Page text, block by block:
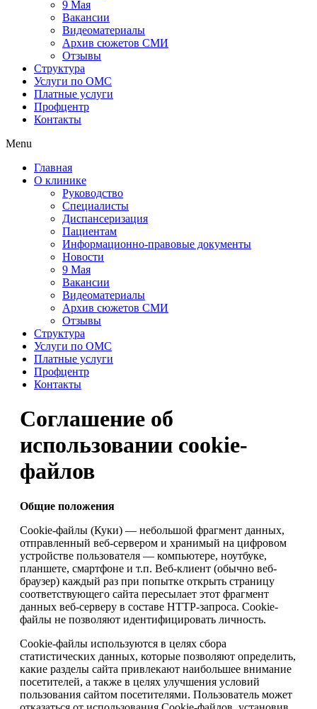
9 Мая
Вакансии
Видеоматериалы
Архив сюжетов СМИ
Отзывы
Структура
Услуги по ОМС
Платные услуги
Профцентр
Контакты
Menu
Главная
О клинике
Руководство
Специалисты
Диспансеризация
Пациентам
Информационно-правовые документы
Новости
9 Мая
Вакансии
Видеоматериалы
Архив сюжетов СМИ
Отзывы
Структура
Услуги по ОМС
Платные услуги
Профцентр
Контакты
Соглашение об
использовании cookie-
файлов
Общие положения
Cookie-файлы (Куки) — небольшой фрагмент данных,
отправленный веб-сервером и хранимый на цифровом
устройстве пользователя — компьютере, ноутбуке,
планшете, смартфоне и т.п. Веб-клиент (обычно веб-
браузер) каждый раз при попытке открыть страницу
соответствующего сайта пересылает этот фрагмент
данных веб-серверу в составе HTTP-запроса. Cookie-
файлы не позволяют идентифицировать личность.
Cookie-файлы используются в целях сбора
статистических данных, которые позволяют определить,
какие разделы сайта привлекают наибольшее внимание
посетителей, а также в целях улучшения условий
пользования сайтом посетителями. Пользователь может